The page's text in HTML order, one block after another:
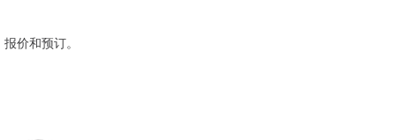
价和预订。